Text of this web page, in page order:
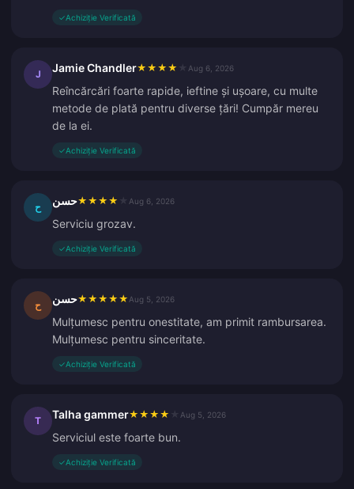
✓Achiziție Verificată
J Jamie Chandler★ ★ ★ ★ Aug 6, 2026
Reîncărcări foarte rapide, ieftine și ușoare, cu multe
metode de plată pentru diverse țări! Cumpăr mereu
de la ei.
✓Achiziție Verificată
ح حسن★ ★ ★ ★ Aug 6, 2026
Serviciu grozav.
✓Achiziție Verificată
ح حسن★ ★ ★ ★ ★ Aug 5, 2026
Mulțumesc pentru onestitate, am primit rambursarea.
Mulțumesc pentru sinceritate.
✓Achiziție Verificată
T Talha gammer★ ★ ★ ★ Aug 5, 2026
Serviciul este foarte bun.
✓Achiziție Verificată